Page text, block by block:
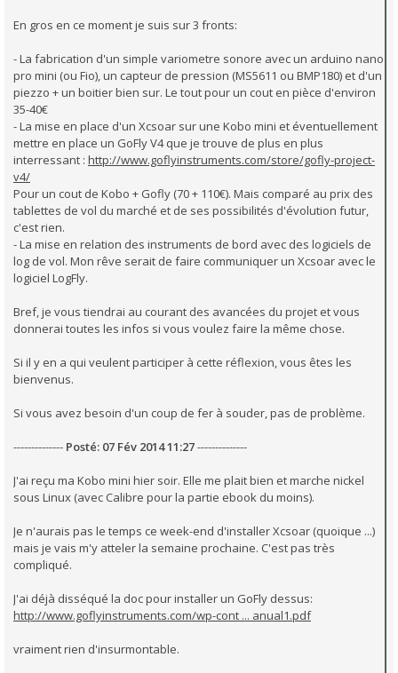
En gros en ce moment je suis sur 3 fronts:
- La fabrication d'un simple variometre sonore avec un arduino nano
pro mini (ou Fio), un capteur de pression (MS5611 ou BMP180) et d'un
piezzo + un boitier bien sur. Le tout pour un cout en pièce d'environ
35-40€
- La mise en place d'un Xcsoar sur une Kobo mini et éventuellement
mettre en place un GoFly V4 que je trouve de plus en plus
interressant : http://www.goflyinstruments.com/store/gofly-project-
v4/
Pour un cout de Kobo + Gofly (70 + 110€). Mais comparé au prix des
tablettes de vol du marché et de ses possibilités d'évolution futur,
c'est rien.
- La mise en relation des instruments de bord avec des logiciels de
log de vol. Mon rêve serait de faire communiquer un Xcsoar avec le
logiciel LogFly.
Bref, je vous tiendrai au courant des avancées du projet et vous
donnerai toutes les infos si vous voulez faire la même chose.
Si il y en a qui veulent participer à cette réflexion, vous êtes les
bienvenus.
Si vous avez besoin d'un coup de fer à souder, pas de problème.
-------------- Posté: 07 Fév 2014 11:27--------------
J'ai reçu ma Kobo mini hier soir. Elle me plait bien et marche nickel
sous Linux (avec Calibre pour la partie ebook du moins).
Je n'aurais pas le temps ce week-end d'installer Xcsoar (quoique ...)
mais je vais m'y atteler la semaine prochaine. C'est pas très
compliqué.
J'ai déjà disséqué la doc pour installer un GoFly dessus:
http://www.goflyinstruments.com/wp-cont ... anual1.pdf
vraiment rien d'insurmontable.